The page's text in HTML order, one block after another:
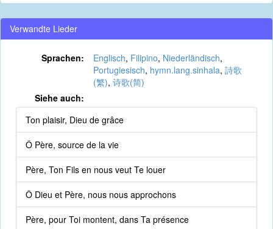
Verwandte Lieder
Sprachen: Englisch, Filipino, Niederländisch,
Portugiesisch, hymn.lang.sinhala, 詩歌
(繁), 诗歌(简)
Siehe auch:
Ton plaisir, Dieu de grâce
Ô Père, source de la vie
Père, Ton Fils en nous veut Te louer
Ô Dieu et Père, nous nous approchons
Père, pour Toi montent, dans Ta présence